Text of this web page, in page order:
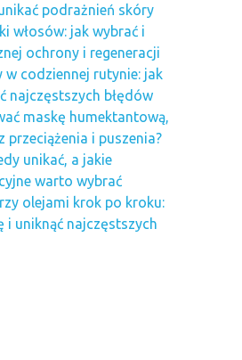
podrażnień skóry
włosów: jak wybrać i
ochrony i regeneracji
w codziennej rutynie: jak
najczęstszych błędów
maskę humektantową,
przeciążenia i puszenia?
unikać, a jakie
warto wybrać
olejami krok po kroku:
i uniknąć najczęstszych